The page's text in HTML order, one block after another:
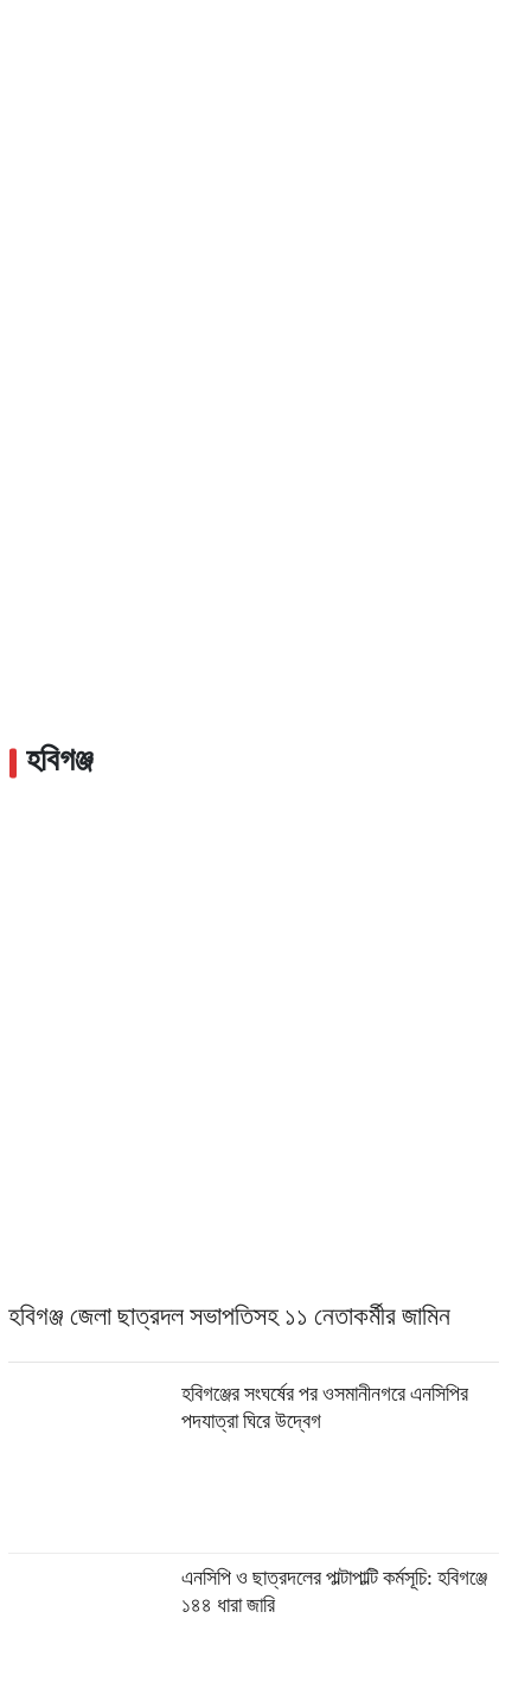
হবিগঞ্জ
হবিগঞ্জ জেলা ছাত্রদল সভাপতিসহ ১১ নেতাকর্মীর জামিন
হবিগঞ্জের সংঘর্ষের পর ওসমানীনগরে এনসিপির
পদযাত্রা ঘিরে উদ্বেগ
এনসিপি ও ছাত্রদলের পাল্টাপাল্টি কর্মসূচি: হবিগঞ্জে
১৪৪ ধারা জারি